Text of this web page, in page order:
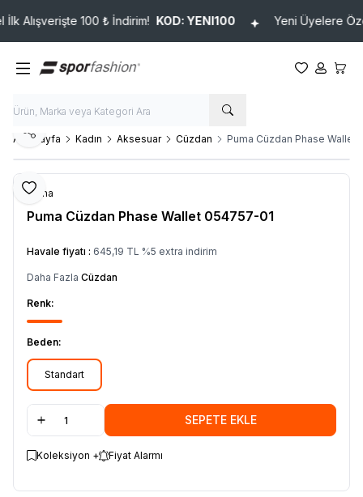
Alışverişte 100 ₺ İndirim!KOD: YENI100 Yeni Üyelere
Favorilerim
Hesabım
Ana Sayfa Kadın Aksesuar Cüzdan Puma Cüzdan Phase Wallet
Favoriye Ekle
Paylaş
Puma
Puma Cüzdan Phase Wallet 054757-01
Havale fiyatı : 645,19 TL %5 extra indirim
Daha Fazla Cüzdan
Renk:
Beden:
Standart
SEPETE EKLE
Koleksiyon + Fiyat Alarmı